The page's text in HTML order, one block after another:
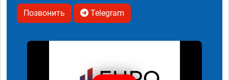
Позвонить Telegram